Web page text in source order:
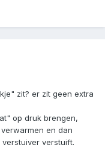
zit? er zit geen extra
op druk brengen,
en dan
verstuift.